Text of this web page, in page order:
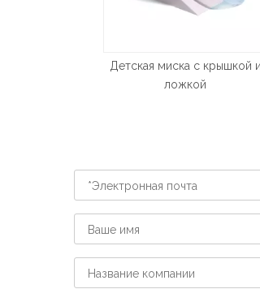
Пищевые силиконовые
присоски